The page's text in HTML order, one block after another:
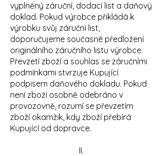
vyplněný záruční, dodací list a daňový
doklad. Pokud výrobce přikládá k
výrobku svůj záruční list,
doporučujeme současné předložení
originálního záručního listu výrobce.
Převzetí zboží a souhlas se záručními
podmínkami stvrzuje Kupující
podpisem daňového dokladu. Pokud
není zboží osobně odebráno v
provozovně, rozumí se převzetím
zboží okamžik, kdy zboží přebírá
Kupující od dopravce.
II.